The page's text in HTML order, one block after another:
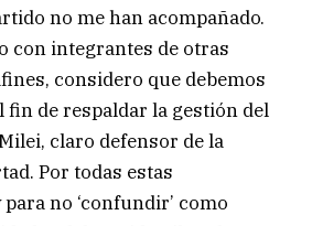
no me han acompañado.
con integrantes de otras
considero que debemos
fin de respaldar la gestión del
claro defensor de la
Por todas estas
no ‘confundir’ como